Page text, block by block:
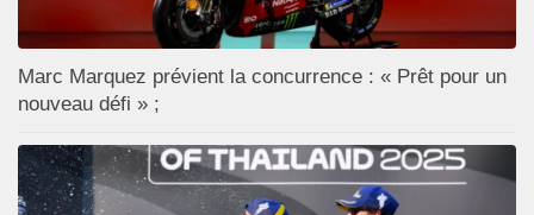
Marc Marquez prévient la concurrence : « Prêt pour un
nouveau défi » ;